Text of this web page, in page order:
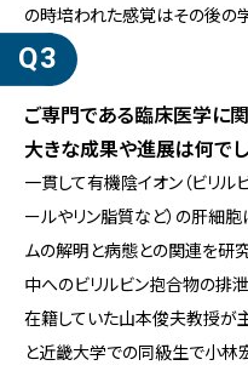
の時培われた感覚はその後の
ご専門である臨床医学に
大きな成果や進展は何で
一貫して有機陰イオン（ビリル
ールやリン脂質など）の肝細
ムの解明と病態との関連を研
中へのビリルビン抱合物の排
在籍していた山本俊夫教授が
と近畿大学での同級生で小